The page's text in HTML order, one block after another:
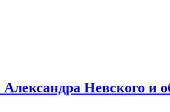
Невского и